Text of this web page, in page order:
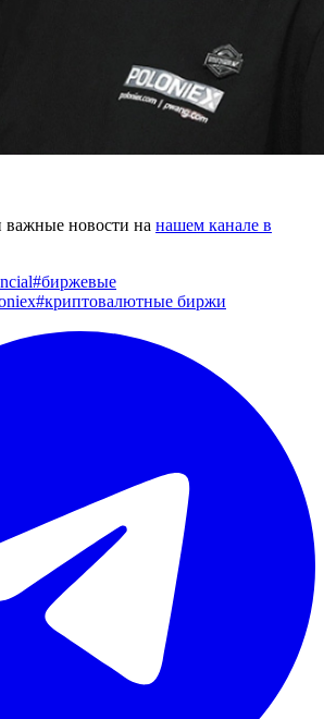
новости на нашем канале в
#биржевые
#криптовалютные биржи